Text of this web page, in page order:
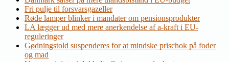
Fri pulje til forsvarsgazeller
Røde lamper blinker i mandater om pensionsprodukter
LA lægger ud med mere anerkendelse af a-kraft i EU-
reguleringer
Gødningstold suspenderes for at mindske prischok på foder
og mad